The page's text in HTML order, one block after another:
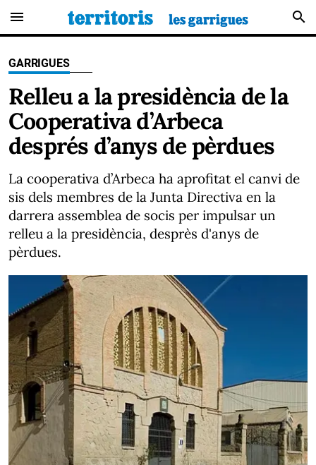
menu search
GARRIGUES
Relleu a la presidència de la
Cooperativa d’Arbeca
després d’anys de pèrdues
La cooperativa d’Arbeca ha aprofitat el canvi de
sis dels membres de la Junta Directiva en la
darrera assemblea de socis per impulsar un
relleu a la presidència, desprès d'anys de
pèrdues.